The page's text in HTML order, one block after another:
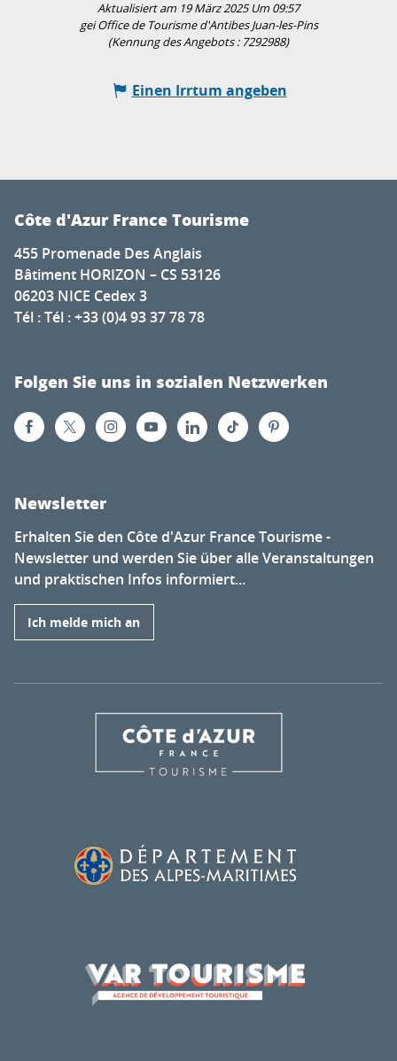
Aktualisiert am 19 März 2025 Um 09:57
gei Office de Tourisme d'Antibes Juan-les-Pins
(Kennung des Angebots : 7292988)
Einen Irrtum angeben
Côte d'Azur France Tourisme
455 Promenade Des Anglais
Bâtiment HORIZON – CS 53126
06203 NICE Cedex 3
Tél : Tél : +33 (0)4 93 37 78 78
Folgen Sie uns in sozialen Netzwerken
Newsletter
Erhalten Sie den Côte d'Azur France Tourisme -
Newsletter und werden Sie über alle Veranstaltungen
und praktischen Infos informiert...
Ich melde mich an